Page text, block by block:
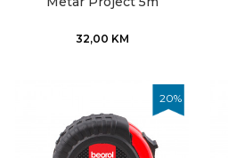
32,00 KM
20%